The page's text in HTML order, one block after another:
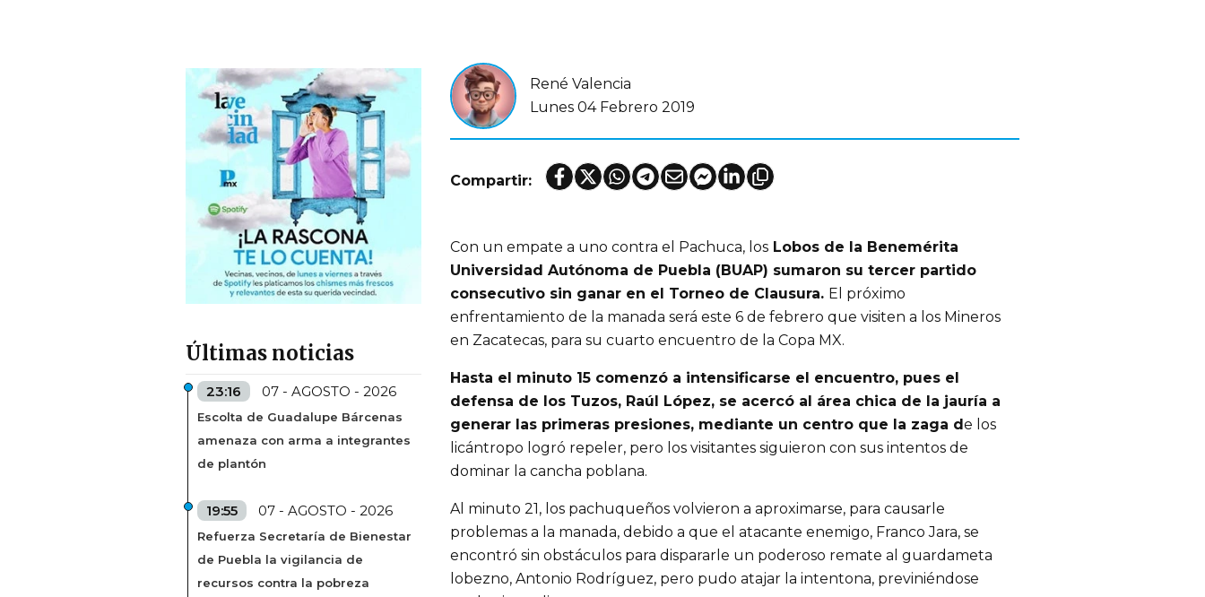
Últimas noticias
23:16 07 - AGOSTO - 2026
Escolta de Guadalupe Bárcenas
amenaza con arma a integrantes
de plantón
19:55 07 - AGOSTO - 2026
Refuerza Secretaría de Bienestar
de Puebla la vigilancia de
recursos contra la pobreza
René Valencia
Lunes 04 Febrero 2019
Compartir:
Con un empate a uno contra el Pachuca, los Lobos de la Benemérita
Universidad Autónoma de Puebla (BUAP) sumaron su tercer partido
consecutivo sin ganar en el Torneo de Clausura. El próximo
enfrentamiento de la manada será este 6 de febrero que visiten a los Mineros
en Zacatecas, para su cuarto encuentro de la Copa MX.
Hasta el minuto 15 comenzó a intensificarse el encuentro, pues el
defensa de los Tuzos, Raúl López, se acercó al área chica de la jauría a
generar las primeras presiones, mediante un centro que la zaga de los
licántropo logró repeler, pero los visitantes siguieron con sus intentos de
dominar la cancha poblana.
Al minuto 21, los pachuqueños volvieron a aproximarse, para causarle
problemas a la manada, debido a que el atacante enemigo, Franco Jara, se
encontró sin obstáculos para dispararle un poderoso remate al guardameta
lobezno, Antonio Rodríguez, pero pudo atajar la intentona, previniéndose